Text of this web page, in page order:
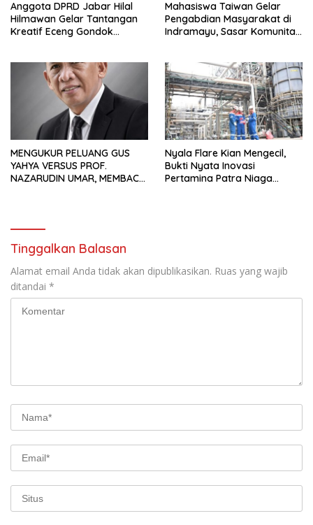
Anggota DPRD Jabar Hilal
Hilmawan Gelar Tantangan
Kreatif Eceng Gondok
Mahasiswa Taiwan Gelar
Pengabdian Masyarakat di
Indramayu, Sasar Komunitas
MENGUKUR PELUANG GUS
YAHYA VERSUS PROF.
NAZARUDIN UMAR, MEMBACA
Nyala Flare Kian Mengecil,
Bukti Nyata Inovasi
Pertamina Patra Niaga
Tinggalkan Balasan
Alamat email Anda tidak akan dipublikasikan. Ruas yang wajib
ditandai *